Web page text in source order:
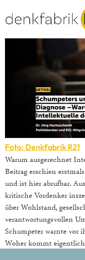
Foto: Denkfabrik R21
Warum ausgerechnet
Beitrag erschien
und ist hier abrufbar.
kritische Vordenker
über Wohlstand,
verantwortungsvollen
Schumpeter warnte vor
Woher kommt